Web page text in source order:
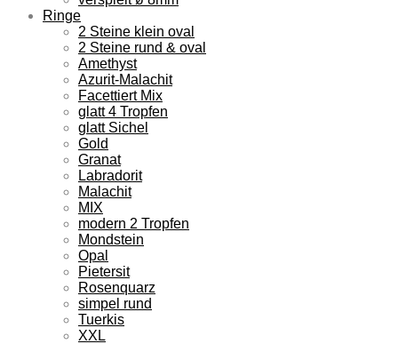
Ringe
2 Steine klein oval
2 Steine rund & oval
Amethyst
Azurit-Malachit
Facettiert Mix
glatt 4 Tropfen
glatt Sichel
Gold
Granat
Labradorit
Malachit
MIX
modern 2 Tropfen
Mondstein
Opal
Pietersit
Rosenquarz
simpel rund
Tuerkis
XXL